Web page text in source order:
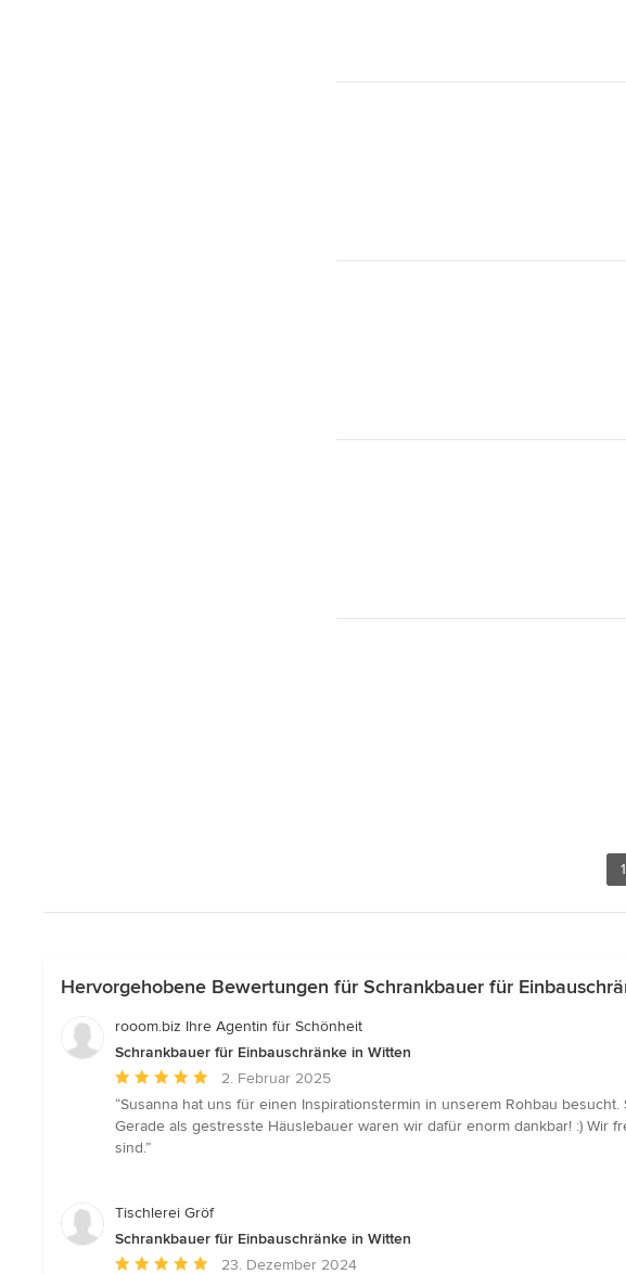
1
Hervorgehobene Bewertungen für Schrankbauer für
rooom.biz Ihre Agentin für Schönheit
Schrankbauer für Einbauschränke in Witten
Durchschnittliche
Bewertung:
5
von
2. Februar 2025
“Susanna hat uns für einen Inspirationstermin in unserem Rohbau
Gerade als gestresste Häuslebauer waren wir dafür enorm dankbar! :)
sind.”
Tischlerei Gröf
Schrankbauer für Einbauschränke in Witten
Durchschnittliche23. Dezember 2024